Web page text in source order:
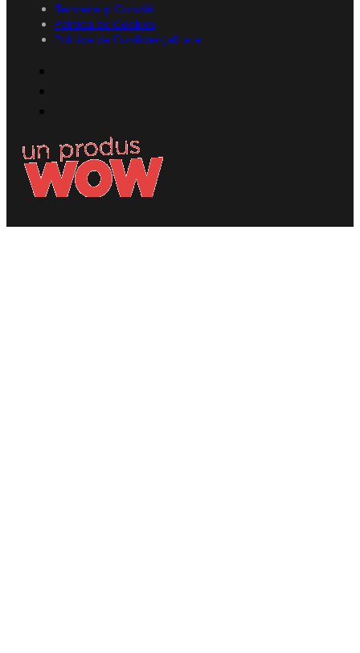
Termene și Condiții
Politica de Cookies
Politica de Confidențialitate